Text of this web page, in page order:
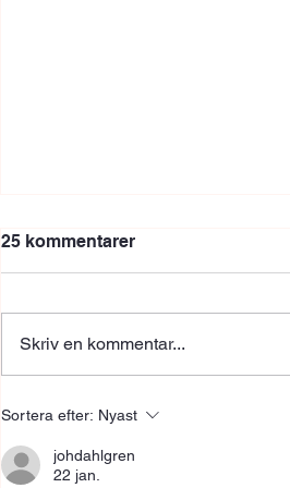
Vecka 32 Lagret
25 kommentarer
Skriv en kommentar...
Sortera efter: Nyast
johdahlgren
22 jan.